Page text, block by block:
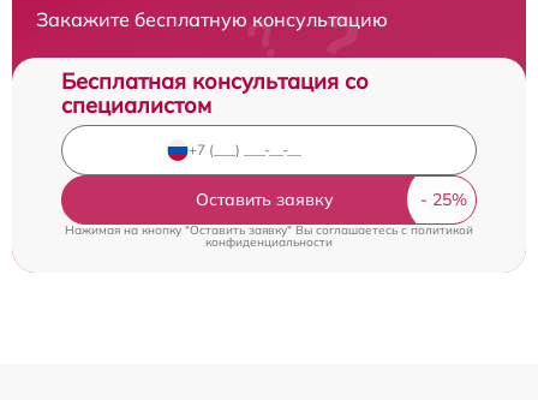
Закажите бесплатную консультацию
Бесплатная консультация со
специалистом
Оставить заявку
Нажимая на кнопку "Оставить заявку" Вы соглашаетесь cполитикой
конфиденциальности